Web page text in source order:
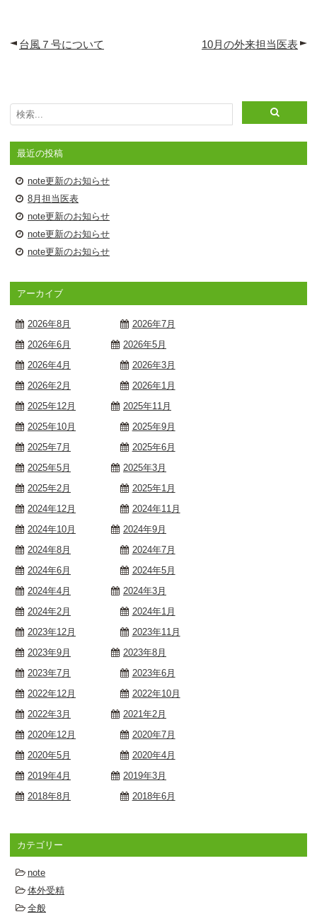
台風７号について 10月の外来担当医表
最近の投稿
note更新のお知らせ
8月担当医表
note更新のお知らせ
note更新のお知らせ
note更新のお知らせ
アーカイブ
2026年8月
2026年7月
2026年6月
2026年5月
2026年4月
2026年3月
2026年2月
2026年1月
2025年12月
2025年11月
2025年10月
2025年9月
2025年7月
2025年6月
2025年5月
2025年3月
2025年2月
2025年1月
2024年12月
2024年11月
2024年10月
2024年9月
2024年8月
2024年7月
2024年6月
2024年5月
2024年4月
2024年3月
2024年2月
2024年1月
2023年12月
2023年11月
2023年9月
2023年8月
2023年7月
2023年6月
2022年12月
2022年10月
2022年3月
2021年2月
2020年12月
2020年7月
2020年5月
2020年4月
2019年4月
2019年3月
2018年8月
2018年6月
カテゴリー
note
体外受精
全般